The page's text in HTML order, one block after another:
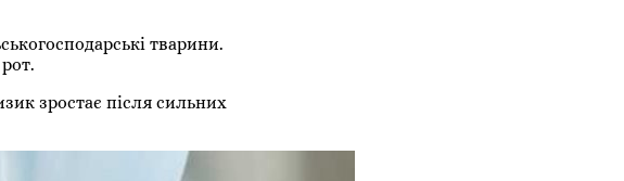
тварини.
зростає після сильних